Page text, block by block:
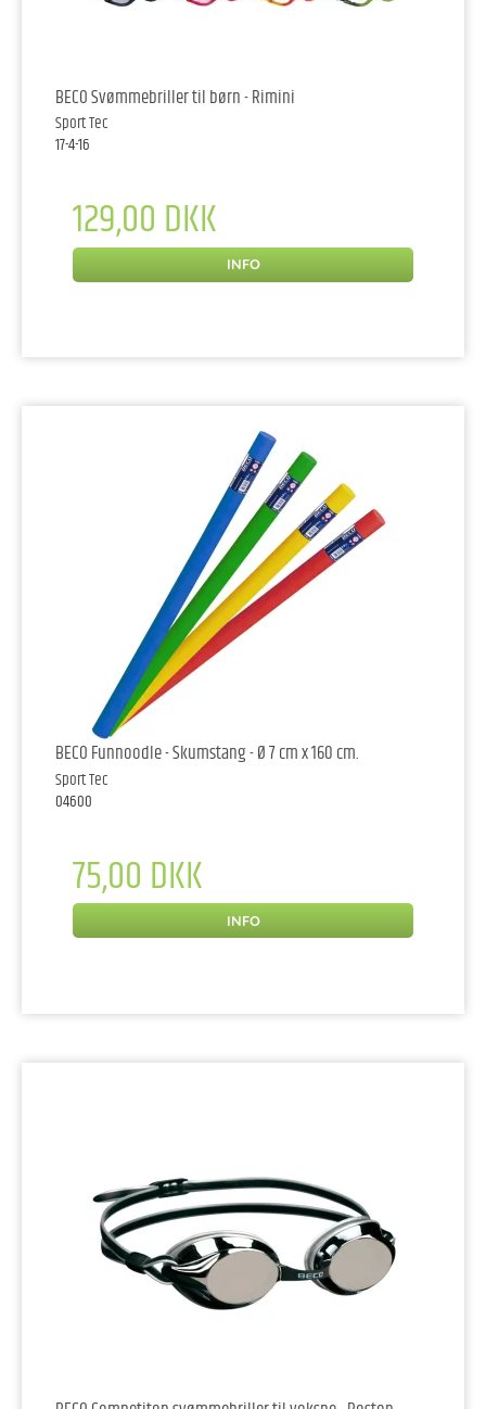
BECO Svømmebriller til børn - Rimini
Sport Tec
17-4-16
129,00 DKK
INFO
BECO Funnoodle - Skumstang - Ø 7 cm x 160 cm.
Sport Tec
04600
75,00 DKK
INFO